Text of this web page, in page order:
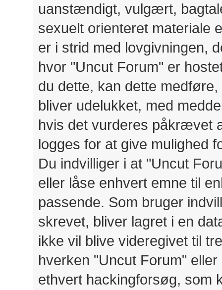
uanstændigt, vulgært,
sexuelt orienteret materiale
er i strid med lovgivningen,
hvor "Uncut Forum" er
du dette, kan dette
bliver udelukket, med
hvis det vurderes påkrævet
logges for at give mulighed
Du indvilliger i at "Uncut
eller låse enhvert emne til
passende. Som bruger
skrevet, bliver lagret i en
ikke vil blive videregivet til
hverken "Uncut Forum"
ethvert hackingforsøg, som